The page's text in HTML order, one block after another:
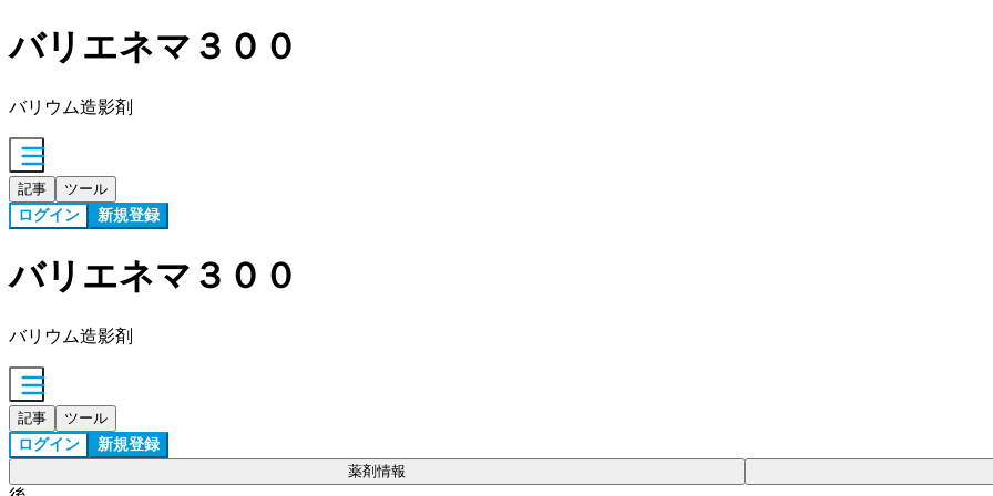
バリエネマ３００
バリウム造影剤
記事 ツール
ログイン 新規登録
バリエネマ３００
バリウム造影剤
記事 ツール
ログイン 新規登録
薬剤情報